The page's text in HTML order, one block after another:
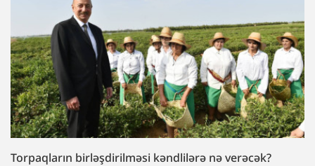
Torpaqların birləşdirilməsi kəndlilərə nə verəcək?